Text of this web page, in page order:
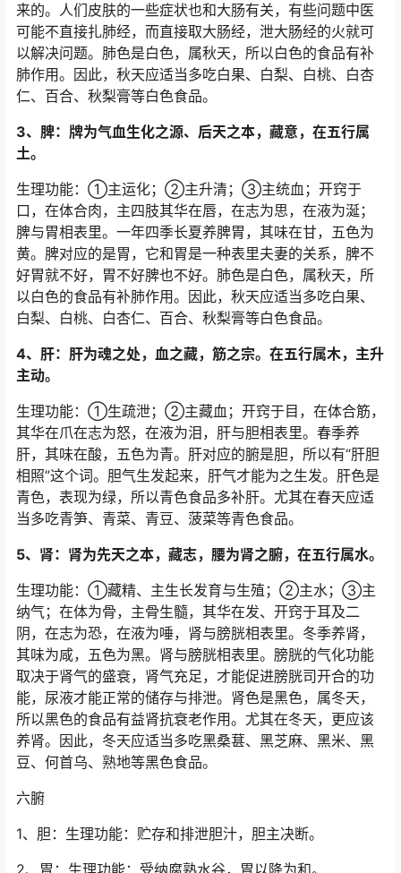
来的。人们皮肤的一些症状也和大肠有关，有些问题中医
可能不直接扎肺经，而直接取大肠经，泄大肠经的火就可
以解决问题。肺色是白色，属秋天，所以白色的食品有补
肺作用。因此，秋天应适当多吃白果、白梨、白桃、白杏
仁、百合、秋梨膏等白色食品。
3、脾：牌为气血生化之源、后天之本，藏意，在五行属
土。
生理功能：①主运化；②主升清；③主统血；开窍于
口，在体合肉，主四肢其华在唇，在志为思，在液为涎；
脾与胃相表里。一年四季长夏养脾胃，其味在甘，五色为
黄。脾对应的是胃，它和胃是一种表里夫妻的关系，脾不
好胃就不好，胃不好脾也不好。肺色是白色，属秋天，所
以白色的食品有补肺作用。因此，秋天应适当多吃白果、
白梨、白桃、白杏仁、百合、秋梨膏等白色食品。
4、肝：肝为魂之处，血之藏，筋之宗。在五行属木，主升
主动。
生理功能：①生疏泄；②主藏血；开窍于目，在体合筋，
其华在爪在志为怒，在液为泪，肝与胆相表里。春季养
肝，其味在酸，五色为青。肝对应的腑是胆，所以有“肝胆
相照”这个词。胆气生发起来，肝气才能为之生发。肝色是
青色，表现为绿，所以青色食品多补肝。尤其在春天应适
当多吃青笋、青菜、青豆、菠菜等青色食品。
5、肾：肾为先天之本，藏志，腰为肾之腑，在五行属水。
生理功能：①藏精、主生长发育与生殖；②主水；③主
纳气；在体为骨，主骨生髓，其华在发、开窍于耳及二
阴，在志为恐，在液为唾，肾与膀胱相表里。冬季养肾，
其味为咸，五色为黑。肾与膀胱相表里。膀胱的气化功能
取决于肾气的盛衰，肾气充足，才能促进膀胱司开合的功
能，尿液才能正常的储存与排泄。肾色是黑色，属冬天，
所以黑色的食品有益肾抗衰老作用。尤其在冬天，更应该
养肾。因此，冬天应适当多吃黑桑葚、黑芝麻、黑米、黑
豆、何首乌、熟地等黑色食品。
六腑
1、胆：生理功能：贮存和排泄胆汁，胆主决断。